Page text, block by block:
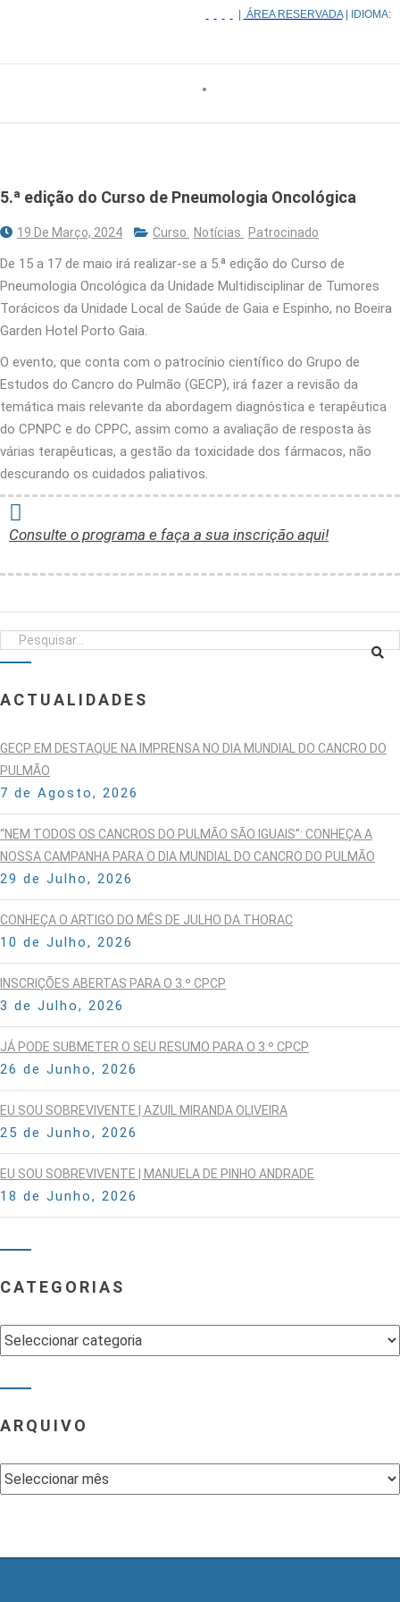
ÁREA RESERVADA| IDIOMA:
5.ª edição do Curso de Pneumologia Oncológica
19 De Março, 2024 Curso Notícias Patrocinado
De 15 a 17 de maio irá realizar-se a 5.ª edição do Curso de
Pneumologia Oncológica da Unidade Multidisciplinar de Tumores
Torácicos da Unidade Local de Saúde de Gaia e Espinho, no Boeira
Garden Hotel Porto Gaia.
O evento, que conta com o patrocínio científico do Grupo de
Estudos do Cancro do Pulmão (GECP), irá fazer a revisão da
temática mais relevante da abordagem diagnóstica e terapêutica
do CPNPC e do CPPC, assim como a avaliação de resposta às
várias terapêuticas, a gestão da toxicidade dos fármacos, não
descurando os cuidados paliativos.
Consulte o programa e faça a sua inscrição aqui!
ACTUALIDADES
GECP EM DESTAQUE NA IMPRENSA NO DIA MUNDIAL DO CANCRO DO
PULMÃO
7 de Agosto, 2026
“NEM TODOS OS CANCROS DO PULMÃO SÃO IGUAIS”: CONHEÇA A
NOSSA CAMPANHA PARA O DIA MUNDIAL DO CANCRO DO PULMÃO
29 de Julho, 2026
CONHEÇA O ARTIGO DO MÊS DE JULHO DA THORAC
10 de Julho, 2026
INSCRIÇÕES ABERTAS PARA O 3.º CPCP
3 de Julho, 2026
JÁ PODE SUBMETER O SEU RESUMO PARA O 3.º CPCP
26 de Junho, 2026
EU SOU SOBREVIVENTE | AZUIL MIRANDA OLIVEIRA
25 de Junho, 2026
EU SOU SOBREVIVENTE | MANUELA DE PINHO ANDRADE
18 de Junho, 2026
CATEGORIAS
Categorias
ARQUIVO
Arquivo